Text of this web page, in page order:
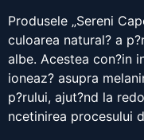
Produsele „Sereni
culoarea natural? a
albe. Acestea con?in
ioneaz? asupra
p?rului, ajut?nd la
ncetinirea procesului